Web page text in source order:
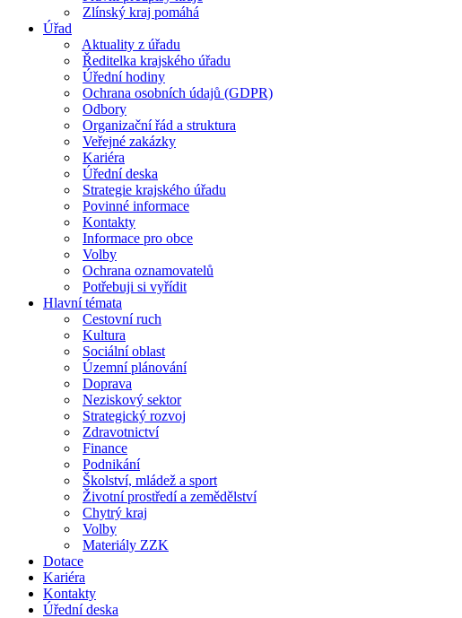
Zlínský kraj pomáhá
Úřad
Aktuality z úřadu
Ředitelka krajského úřadu
Úřední hodiny
Ochrana osobních údajů (GDPR)
Odbory
Organizační řád a struktura
Veřejné zakázky
Kariéra
Úřední deska
Strategie krajského úřadu
Povinné informace
Kontakty
Informace pro obce
Volby
Ochrana oznamovatelů
Potřebuji si vyřídit
Hlavní témata
Cestovní ruch
Kultura
Sociální oblast
Územní plánování
Doprava
Neziskový sektor
Strategický rozvoj
Zdravotnictví
Finance
Podnikání
Školství, mládež a sport
Životní prostředí a zemědělství
Chytrý kraj
Volby
Materiály ZZK
Dotace
Kariéra
Kontakty
Úřední deska